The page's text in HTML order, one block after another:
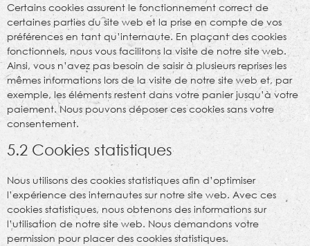
Certains cookies assurent le fonctionnement correct de
certaines parties du site web et la prise en compte de vos
préférences en tant qu’internaute. En plaçant des cookies
fonctionnels, nous vous facilitons la visite de notre site web.
Ainsi, vous n’avez pas besoin de saisir à plusieurs reprises les
mêmes informations lors de la visite de notre site web et, par
exemple, les éléments restent dans votre panier jusqu’à votre
paiement. Nous pouvons déposer ces cookies sans votre
consentement.
5.2 Cookies statistiques
Nous utilisons des cookies statistiques afin d’optimiser
l’expérience des internautes sur notre site web. Avec ces
cookies statistiques, nous obtenons des informations sur
l’utilisation de notre site web. Nous demandons votre
permission pour placer des cookies statistiques.